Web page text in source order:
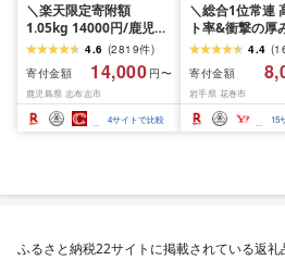
＼楽天限定寄附額
1.05kg 14000円/鹿児島
県産 黒毛和牛 牛肉 赤身
モモ ウデ (スライス or
焼肉)[計1kg~2.1kg / 定
期便 全3回] すき焼き し
ゃぶしゃぶ 国産 肉 国産
牛 お肉 モモ肉 牛しゃぶ
4.6 (2819件)
寄付金額
14,000 円〜
鹿児島県 志布志市
4サイトで比較
＼総合1位常連
ト率&衝撃の厚
厚切り牛タン
ピード発送!!10
内発送≫ 選べ
500g / 1kg 定期
届く 牛肉 肉
と 人気 ランキ
4.4 (
寄付金額
岩手県 花巻市
15
ふるさと納税22サイトに掲載されている返